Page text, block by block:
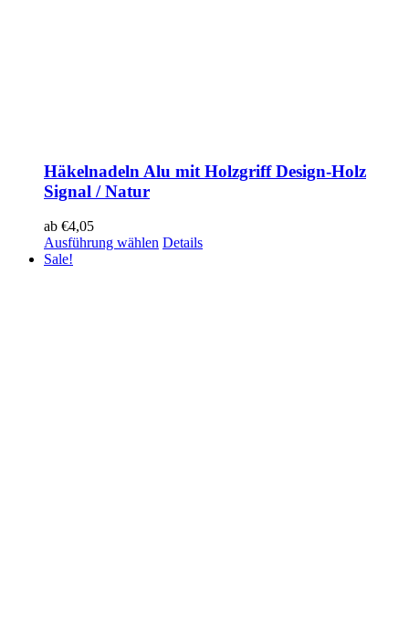
Häkelnadeln Alu mit Holzgriff Design-Holz
Signal / Natur
ab €4,05
Ausführung wählen Details
Sale!